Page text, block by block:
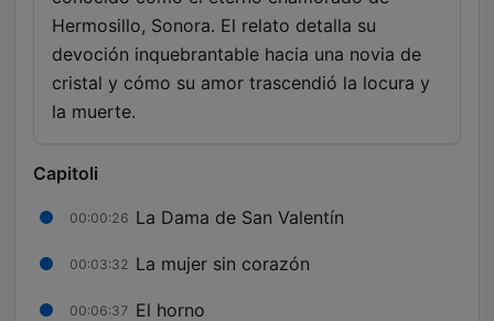
Hermosillo, Sonora. El relato detalla su
devoción inquebrantable hacia una novia de
cristal y cómo su amor trascendió la locura y
la muerte.
Capitoli
00:00:26 La Dama de San Valentín
00:03:32 La mujer sin corazón
00:06:37 El horno